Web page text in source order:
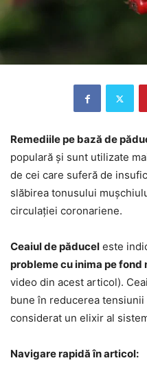
Remediile pe bază de
populară și sunt utilizate
de cei care suferă de
slăbirea tonusului
circulației coronariene.
Ceaiul de păducel este
probleme cu inima pe fond
video din acest articol).
bune în reducerea
considerat un elixir al
Navigare rapidă în articol: